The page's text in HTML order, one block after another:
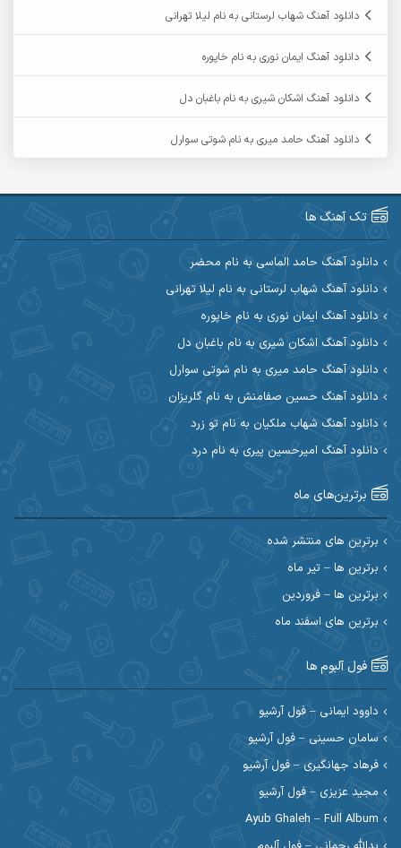
آرین صیادی
آرین مریدی
آوات بوکانی آوات یگانه
آیت احمدنژاد
ابراهیم شمس ابوالحسن جاویدان
ابی حسینی
احسان آیینفر
احسان امیدوار
احسان حیدری احسان دریادل
احسان رمضانی احسان علیانی
احسان کریمی احسان کمری
احسان مرادیان احمد اسلامی
احمد بیرانوند
احمد صحراییان
احمد نازدار احمد نوریان
احمدرضا امرایی
دانلود آهنگ شهاب لرستانی به نام لیلا تهرانی
دانلود آهنگ ایمان نوری به نام خاپوره
دانلود آهنگ اشکان شیری به نام باغبان دل
دانلود آهنگ حامد میری به نام شوتی سوارل
تک آهنگ ها
دانلود آهنگ حامد الماسی به نام محضر
دانلود آهنگ شهاب لرستانی به نام لیلا تهرانی
دانلود آهنگ ایمان نوری به نام خاپوره
دانلود آهنگ اشکان شیری به نام باغبان دل
دانلود آهنگ حامد میری به نام شوتی سوارل
دانلود آهنگ حسین صفامنش به نام گلریزان
دانلود آهنگ شهاب ملکیان به نام تو زرد
دانلود آهنگ امیرحسین پیری به نام درد
برترین‌های ماه
برترین های منتشر شده
برترین ها – تیر ماه
برترین ها – فروردین
برترین های اسفند ماه
فول آلبوم ها
داوود ایمانی – فول آرشیو
سامان حسینی – فول آرشیو
فرهاد جهانگیری – فول آرشیو
مجید عزیزی – فول آرشیو
Ayub Ghaleh – Full Album